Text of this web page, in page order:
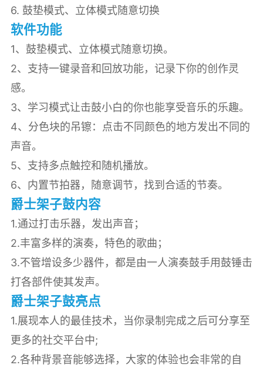
6. 鼓垫模式、立体模式随意切换
软件功能
1、鼓垫模式、立体模式随意切换。
2、支持一键录音和回放功能，记录下你的创作灵
感。
3、学习模式让击鼓小白的你也能享受音乐的乐趣。
4、分色块的吊镲：点击不同颜色的地方发出不同的
声音。
5、支持多点触控和随机播放。
6、内置节拍器，随意调节，找到合适的节奏。
爵士架子鼓内容
1.通过打击乐器，发出声音；
2.丰富多样的演奏，特色的歌曲；
3.不管增设多少器件，都是由一人演奏鼓手用鼓锤击
打各部件使其发声。
爵士架子鼓亮点
1.展现本人的最佳技术，当你录制完成之后可分享至
更多的社交平台中;
2.各种背景音能够选择，大家的体验也会非常的自